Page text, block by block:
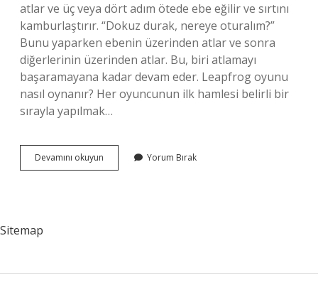
atlar ve üç veya dört adım ötede ebe eğilir ve sırtını
kamburlaştırır. “Dokuz durak, nereye oturalım?”
Bunu yaparken ebenin üzerinden atlar ve sonra
diğerlerinin üzerinden atlar. Bu, biri atlamayı
başaramayana kadar devam eder. Leapfrog oyunu
nasıl oynanır? Her oyuncunun ilk hamlesi belirli bir
sırayla yapılmak…
Devamını okuyun Birdirbir
Hangi
Yorum Bırak
Sitemap